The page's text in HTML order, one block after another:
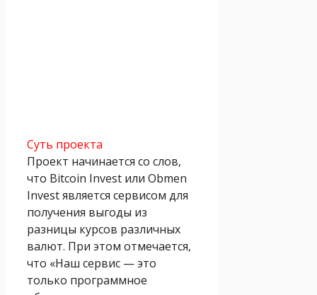
Суть проекта
Проект начинается со слов,
что Bitcoin Invest или Obmen
Invest является сервисом для
получения выгоды из
разницы курсов различных
валют. При этом отмечается,
что «Наш сервис — это
только программное